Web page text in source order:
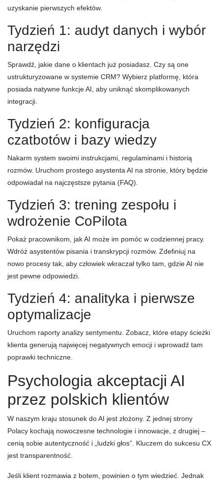
uzyskanie pierwszych efektów.
Tydzień 1: audyt danych i wybór
narzędzi
Sprawdź, jakie dane o klientach już posiadasz. Czy są one
ustrukturyzowane w systemie CRM? Wybierz platformę, która
posiada natywne funkcje AI, aby uniknąć skomplikowanych
integracji.
Tydzień 2: konfiguracja
czatbotów i bazy wiedzy
Nakarm system swoimi instrukcjami, regulaminami i historią
rozmów. Uruchom prostego asystenta AI na stronie, który będzie
odpowiadał na najczęstsze pytania (FAQ).
Tydzień 3: trening zespołu i
wdrożenie CoPilota
Pokaż pracownikom, jak AI może im pomóc w codziennej pracy.
Wdróż asystentów pisania i transkrypcji rozmów. Zdefiniuj na
nowo procesy tak, aby człowiek wkraczał tylko tam, gdzie AI nie
jest pewne odpowiedzi.
Tydzień 4: analityka i pierwsze
optymalizacje
Uruchom raporty analizy sentymentu. Zobacz, które etapy ścieżki
klienta generują najwięcej negatywnych emocji i wprowadź tam
poprawki techniczne.
Psychologia akceptacji AI
przez polskich klientów
W naszym kraju stosunek do AI jest złożony. Z jednej strony
Polacy kochają nowoczesne technologie i innowacje, z drugiej –
cenią sobie autentyczność i „ludzki głos”. Kluczem do sukcesu CX
jest transparentność.
Jeśli klient rozmawia z botem, powinien o tym wiedzieć. Jednak